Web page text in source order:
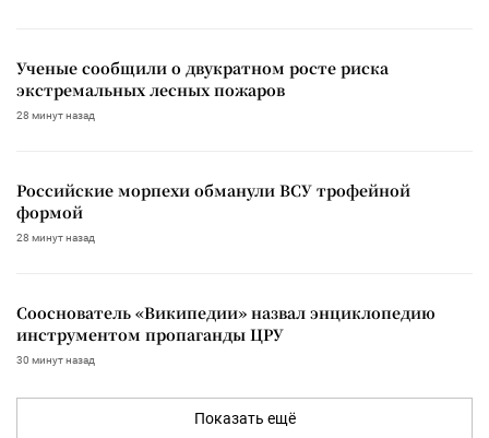
Ученые сообщили о двукратном росте риска
экстремальных лесных пожаров
28 минут назад
Российские морпехи обманули ВСУ трофейной
формой
28 минут назад
Сооснователь «Википедии» назвал энциклопедию
инструментом пропаганды ЦРУ
30 минут назад
Показать ещё